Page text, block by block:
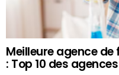
Meilleure agence
: Top 10 des